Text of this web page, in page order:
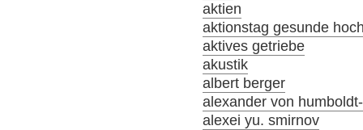
aktien
aktionstag gesunde
aktives getriebe
akustik
albert berger
alexander von
alexei yu. smirnov